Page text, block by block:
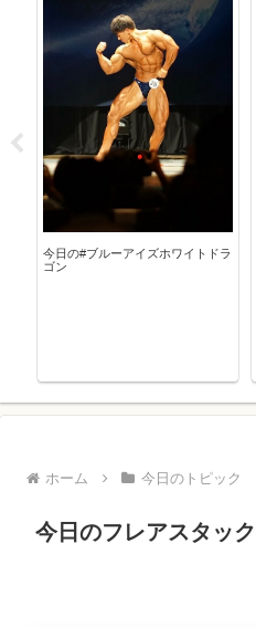
今日の#ブルーアイズホワイトドラ
ゴン
ホーム 今日のトピック
今日のフレアスタック